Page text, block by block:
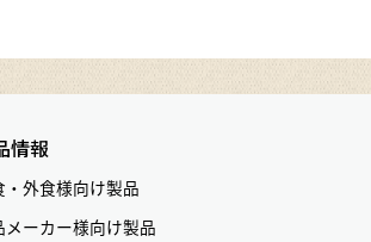
情報
・外食様向け製品
メーカー様向け製品